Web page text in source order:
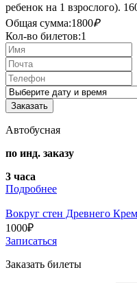
ребенок на 1 взрослого).
Общая сумма:1800₽
Кол-во билетов:1
Автобусная
по инд. заказу
3 часа
Подробнее
Вокруг стен Древнего
1000₽
Записаться
Заказать билеты